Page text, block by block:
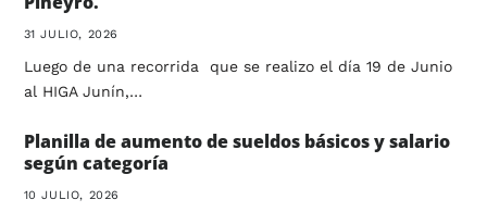
31 JULIO, 2026
Luego de una recorrida que se realizo el día 19 de Junio
al HIGA Junín,…
Planilla de aumento de sueldos básicos y salario
según categoría
10 JULIO, 2026